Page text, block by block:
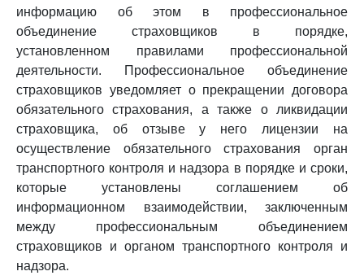
информацию об этом в профессиональное
объединение страховщиков в порядке,
установленном правилами профессиональной
деятельности. Профессиональное объединение
страховщиков уведомляет о прекращении договора
обязательного страхования, а также о ликвидации
страховщика, об отзыве у него лицензии на
осуществление обязательного страхования орган
транспортного контроля и надзора в порядке и сроки,
которые установлены соглашением об
информационном взаимодействии, заключенным
между профессиональным объединением
страховщиков и органом транспортного контроля и
надзора.